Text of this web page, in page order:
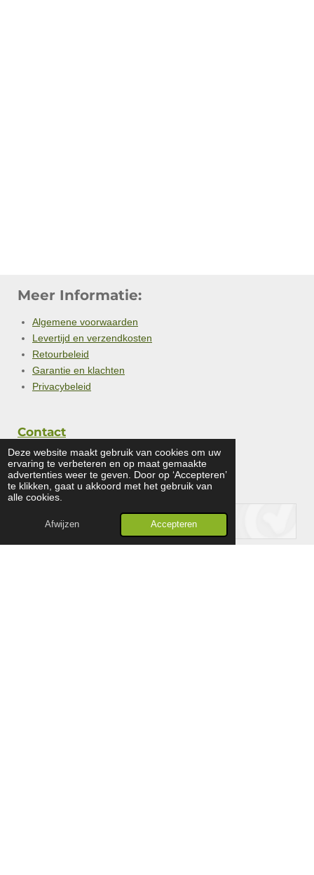
Deze website maakt gebruik van cookies om uw
ervaring te verbeteren en op maat gemaakte
advertenties weer te geven. Door op ‘Accepteren’
te klikken, gaat u akkoord met het gebruik van
alle cookies.
Afwijzen Accepteren
Meer Informatie:
Algemene voorwaarden
Levertijd en verzendkosten
Retourbeleid
Garantie en klachten
Privacybeleid
Contact